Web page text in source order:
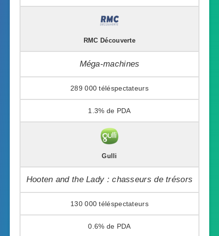
RMC Découverte
Méga-machines
289 000
1.3%
Gulli
Hooten and the Lady : chasseurs de trésors
130 000
0.6%